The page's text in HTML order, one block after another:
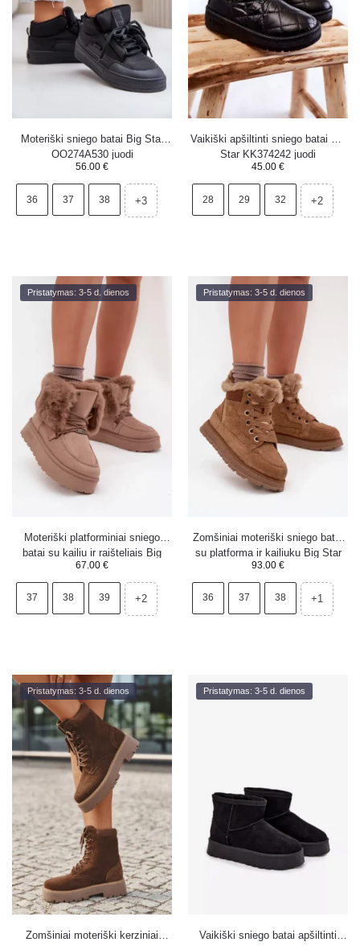
Moteriški sniego batai Big Star
OO274A530 juodi
56.00 €
36 37 38 +3
Vaikiški apšiltinti sniego batai Big
Star KK374242 juodi
45.00 €
28 29 32 +2
Pristatymas: 3-5 d. dienos
Moteriški platforminiai sniego
batai su kailiu ir raišteliais Big
Star SS274114 smėlio spalvos
67.00 €
37 38 39 +2
Pristatymas: 3-5 d. dienos
Zomšiniai moteriški sniego batai
su platforma ir kailiuku Big Star
SS274370 rudi
93.00 €
36 37 38 +1
Pristatymas: 3-5 d. dienos
Zomšiniai moteriški kerziniai
Pristatymas: 3-5 d. dienos
Vaikiški sniego batai apšiltinti